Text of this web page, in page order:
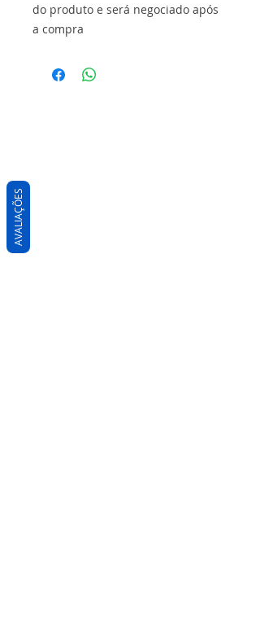
do produto e será negociado após
a compra
AVALIAÇÕES